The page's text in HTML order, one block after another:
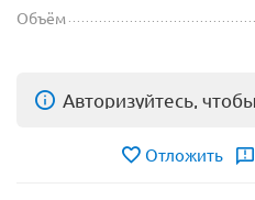
Объём
Авторизуйтесь,
Отложить